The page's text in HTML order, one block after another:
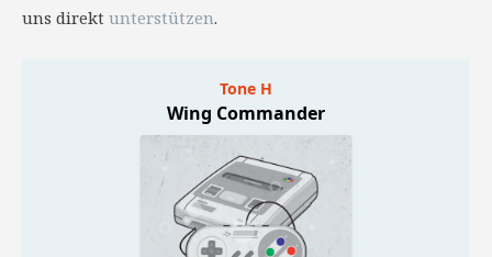
uns direkt unterstützen.